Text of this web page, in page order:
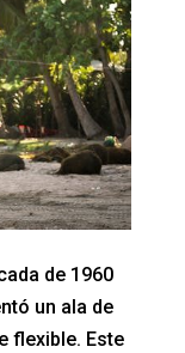
de 1960
un ala de
flexible. Este